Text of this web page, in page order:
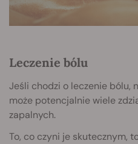
Leczenie bólu
Jeśli chodzi o leczenie bólu,
może potencjalnie wiele
zapalnych.
To, co czyni je skutecznym,